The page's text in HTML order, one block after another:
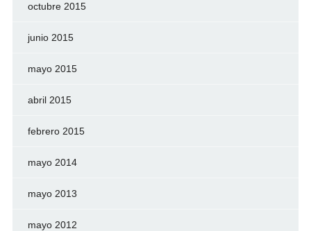
octubre 2015
junio 2015
mayo 2015
abril 2015
febrero 2015
mayo 2014
mayo 2013
mayo 2012